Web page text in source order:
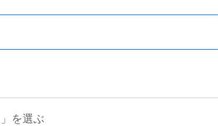
を選ぶ